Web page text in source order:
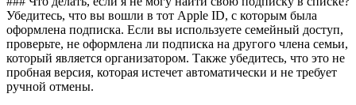
Убедитесь, что вы вошли в тот Apple ID, с которым была
оформлена подписка. Если вы используете семейный доступ,
проверьте, не оформлена ли подписка на другого члена семьи,
который является организатором. Также убедитесь, что это не
пробная версия, которая истечет автоматически и не требует
ручной отмены.